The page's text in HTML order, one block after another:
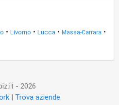
• Livorno • Lucca • Massa-Carrara •
- 2026
| Trova aziende